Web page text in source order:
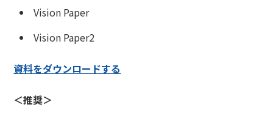
のマスタプラン"をまとめ、実践へとつないでいきま
す。インプット型の研修ではなく、 "本気の実践"の場
となっています。
このプログラムによって参加者は変革のためのマイン
力を身に着けていきます。また非常に困難な状況におい
Vision Paper
Vision Paper2
資料をダウンロードする
＜推奨＞